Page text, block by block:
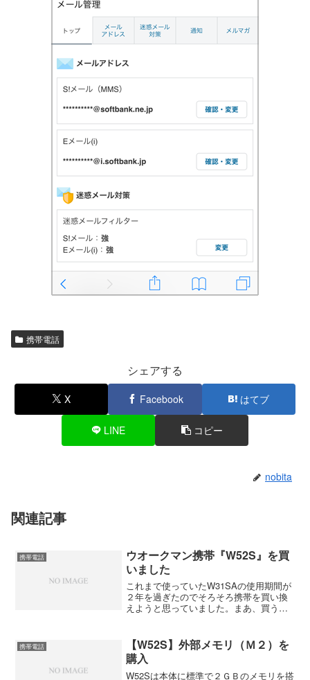
携帯電話
シェアする
X Facebook はてブ
LINE コピー
nobita
関連記事
携帯電話
ウオークマン携帯『W52S』を買
いました
これまで使っていたW31SAの使用期間が
２年を過ぎたのでそろそろ携帯を買い換
えようと思っていました。まあ、買うの
今回も同時にと思っていました。僕はす
ぐに欲しかったの...
携帯電話
【W52S】外部メモリ（Ｍ２）を
購入
W52Sは本体に標準で２ＧＢのメモリを搭